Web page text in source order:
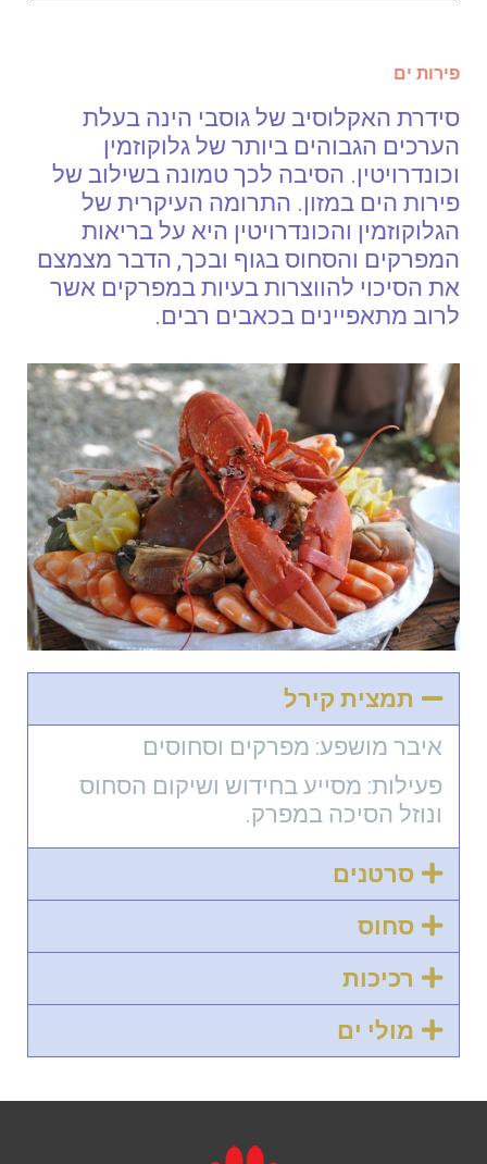
פירות ים
סידרת האקלוסיב של גוסבי הינה בעלת
הערכים הגבוהים ביותר של גלוקוזמין
וכונדרויטין. הסיבה לכך טמונה בשילוב של
פירות הים במזון. התרומה העיקרית של
הגלוקוזמין והכונדרויטין היא על בריאות
המפרקים והסחוס בגוף ובכך, הדבר מצמצם
את הסיכוי להווצרות בעיות במפרקים אשר
לרוב מתאפיינים בכאבים רבים.
תמצית קירל
איבר מושפע: מפרקים וסחוסים
פעילות: מסייע בחידוש ושיקום הסחוס
ונוזל הסיכה במפרק.
סרטנים
סחוס
רכיכות
מולי ים